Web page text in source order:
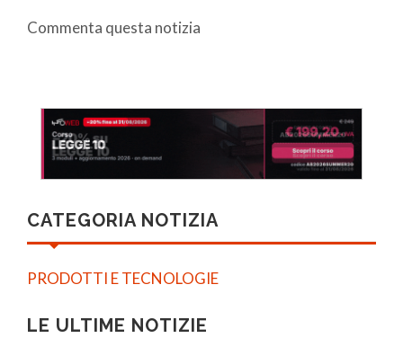
Commenta questa notizia
CATEGORIA NOTIZIA
PRODOTTI E TECNOLOGIE
LE ULTIME NOTIZIE